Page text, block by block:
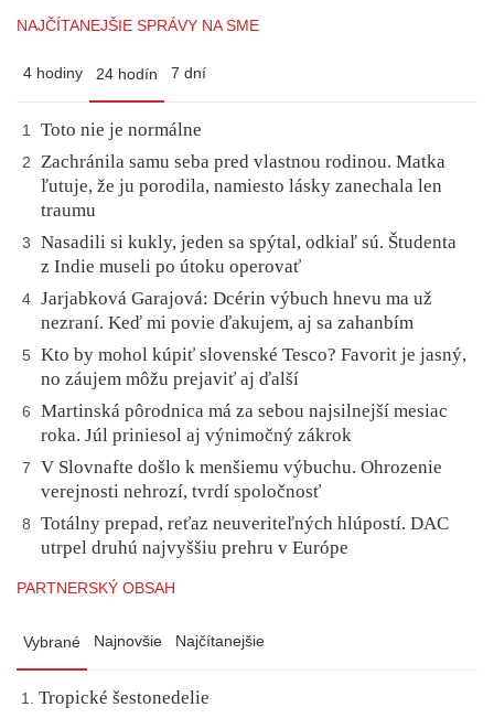
NAJČÍTANEJŠIE SPRÁVY NA SME
4 hodiny 24 hodín 7 dní
1 Toto nie je normálne
2
Zachránila samu seba pred vlastnou rodinou. Matka
ľutuje, že ju porodila, namiesto lásky zanechala len
traumu
3
Nasadili si kukly, jeden sa spýtal, odkiaľ sú. Študenta
z Indie museli po útoku operovať
4 Jarjabková Garajová: Dcérin výbuch hnevu ma už
nezraní. Keď mi povie ďakujem, aj sa zahanbím
5
Kto by mohol kúpiť slovenské Tesco? Favorit je jasný,
no záujem môžu prejaviť aj ďalší
6
Martinská pôrodnica má za sebou najsilnejší mesiac
roka. Júl priniesol aj výnimočný zákrok
7
V Slovnafte došlo k menšiemu výbuchu. Ohrozenie
verejnosti nehrozí, tvrdí spoločnosť
8
Totálny prepad, reťaz neuveriteľných hlúpostí. DAC
utrpel druhú najvyššiu prehru v Európe
PARTNERSKÝ OBSAH
Vybrané Najnovšie Najčítanejšie
Tropické šestonedelie